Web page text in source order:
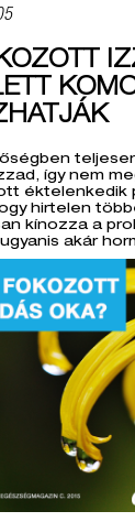
így nem
éktelenkedik
hirtelen
kínozza a
akár